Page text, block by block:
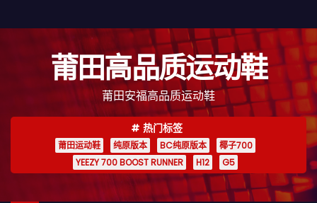
至
莆田高品质运动鞋
莆田安福高品质运动鞋
热门标签
莆田运动鞋 纯原版本 BC纯原版本
椰子700
YEEZY 700 BOOST RUNNER
H12 G5